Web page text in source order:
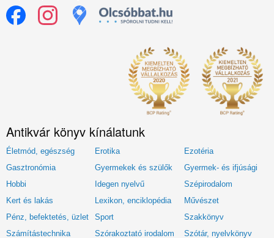
Antikvár könyv kínálatunk
Életmód, egészség Erotika
Ezotéria
Gasztronómia
Gyermekek és szülők
Gyermek- és ifjúsági
Hobbi
Idegen nyelvű
Szépirodalom
Kert és lakás
Lexikon, enciklopédia
Művészet
Pénz, befektetés, üzlet
Sport
Szakkönyv
Számítástechnika
Szórakoztató irodalom Szótár, nyelvkönyv